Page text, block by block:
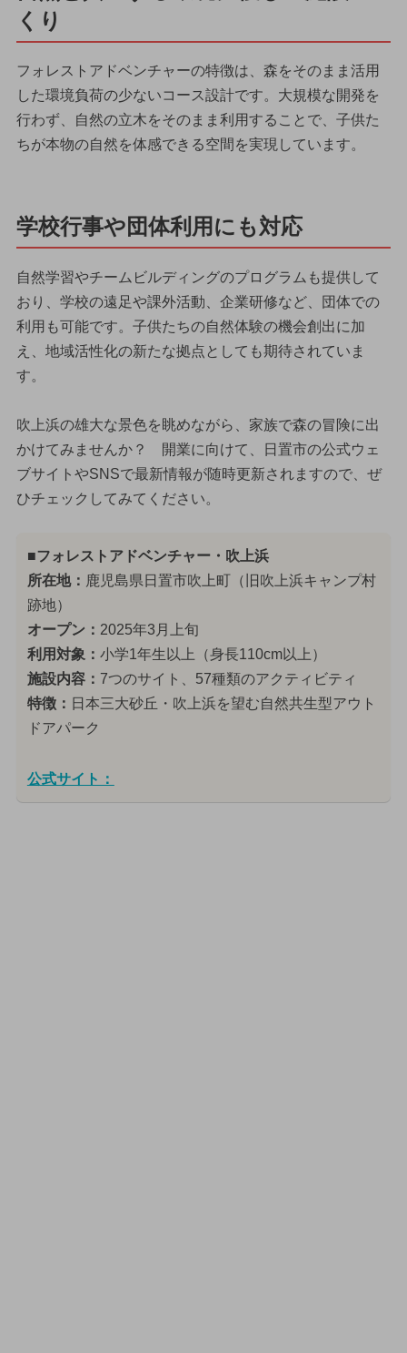
くり
フォレストアドベンチャーの特徴は、森をそのまま活用
した環境負荷の少ないコース設計です。大規模な開発を
行わず、自然の立木をそのまま利用することで、子供た
ちが本物の自然を体感できる空間を実現しています。
学校行事や団体利用にも対応
自然学習やチームビルディングのプログラムも提供して
おり、学校の遠足や課外活動、企業研修など、団体での
利用も可能です。子供たちの自然体験の機会創出に加
え、地域活性化の新たな拠点としても期待されていま
す。
吹上浜の雄大な景色を眺めながら、家族で森の冒険に出
かけてみませんか？ 開業に向けて、日置市の公式ウェ
ブサイトやSNSで最新情報が随時更新されますので、ぜ
ひチェックしてみてください。
■フォレストアドベンチャー・吹上浜
所在地： 鹿児島県日置市吹上町（旧吹上浜キャンプ村
跡地）
オープン： 2025年3月上旬
利用対象： 小学1年生以上（身長110cm以上）
施設内容： 7つのサイト、57種類のアクティビティ
特徴： 日本三大砂丘・吹上浜を望む自然共生型アウト
ドアパーク
公式サイト：